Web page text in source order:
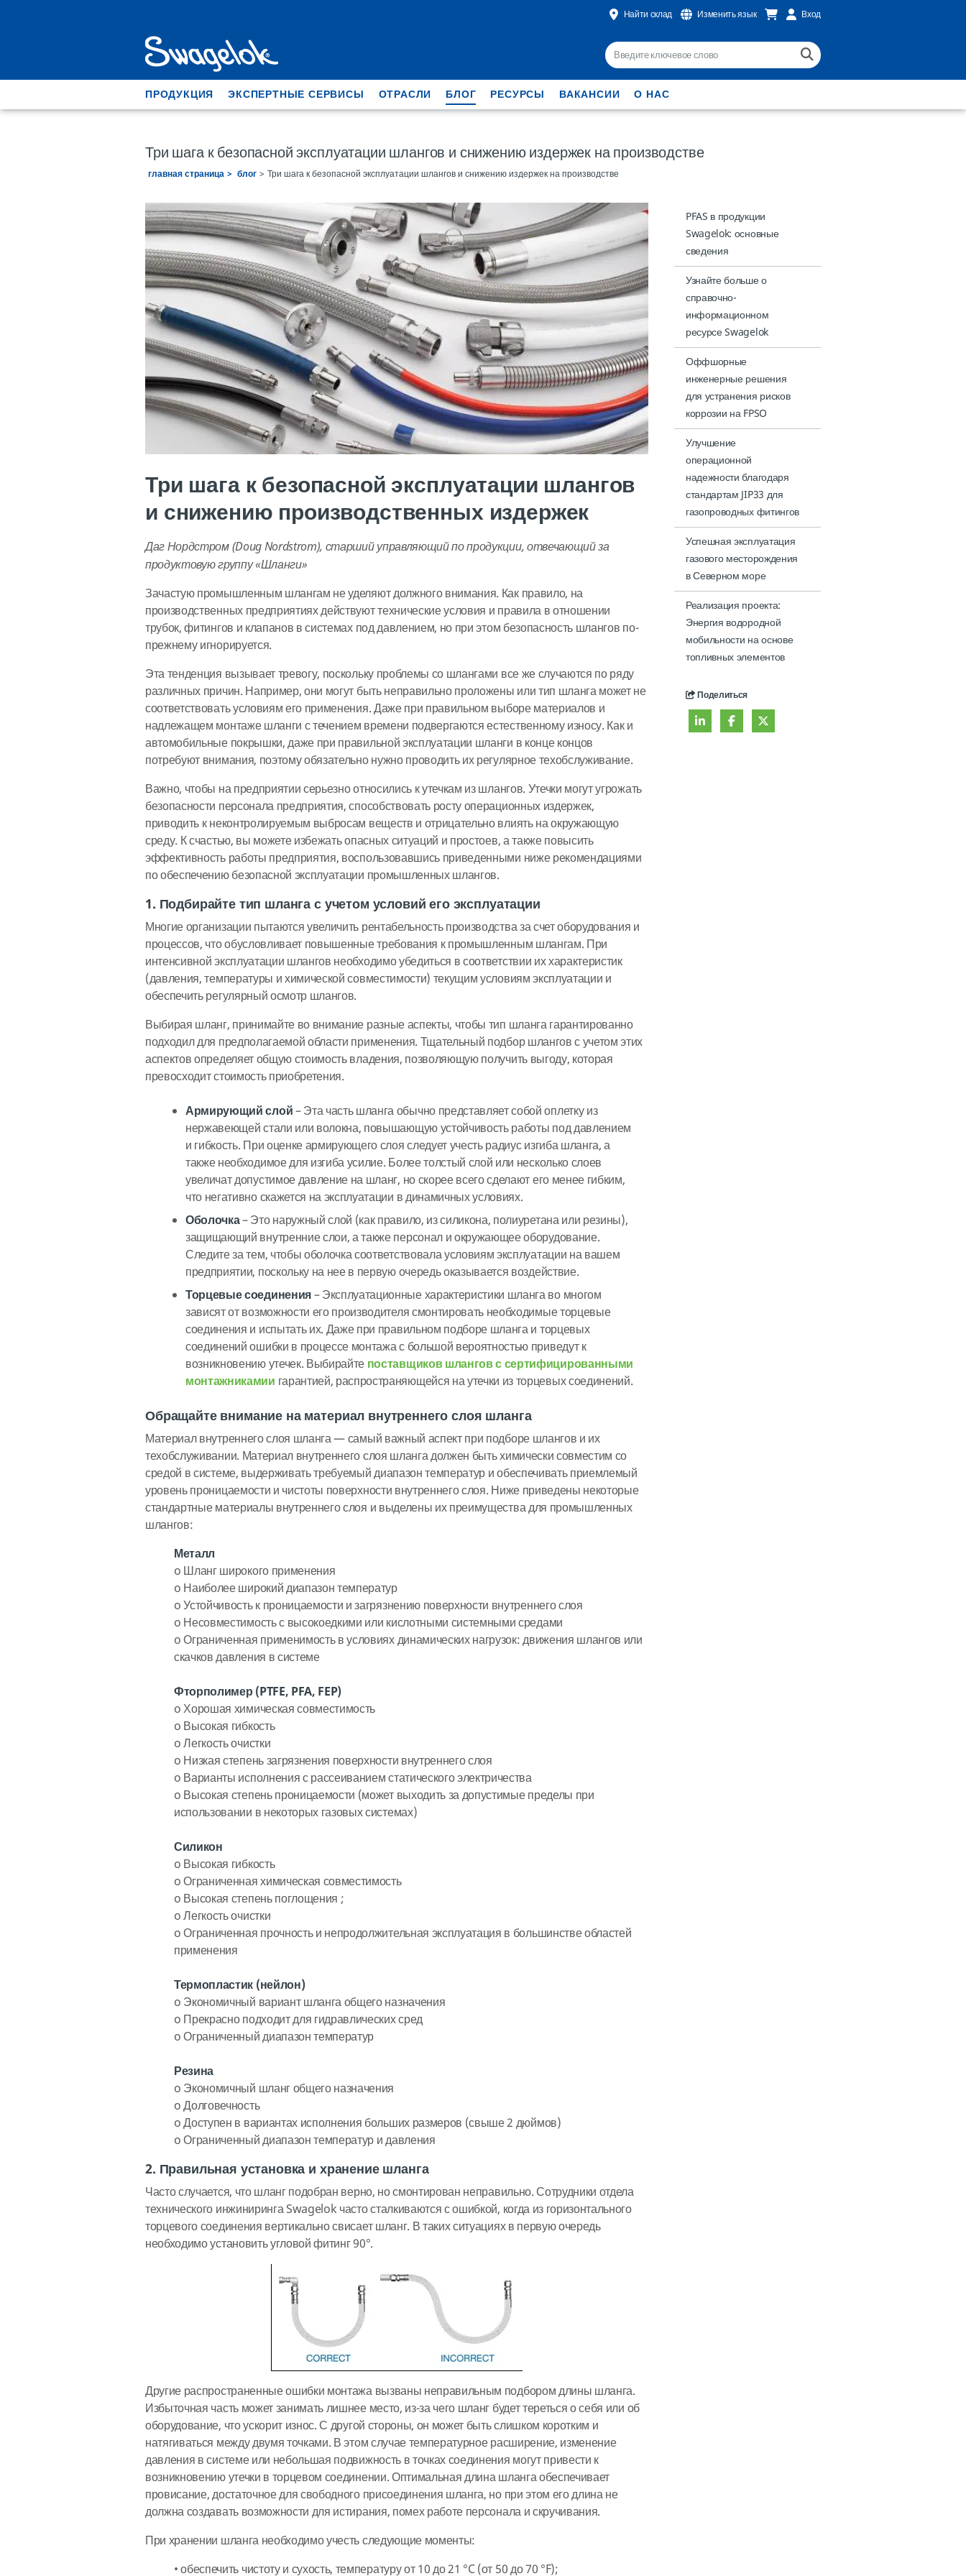
Найти склад Изменить язык Вход
ПРОДУКЦИЯ ЭКСПЕРТНЫЕ СЕРВИСЫ ОТРАСЛИ БЛОГ РЕСУРСЫ ВАКАНСИИ О НАС
Три шага к безопасной эксплуатации шлангов и снижению издержек на производстве
главная страница блог Три шага к безопасной эксплуатации шлангов и снижению издержек на производстве
PFAS в продукции
Swagelok: основные
сведения
Узнайте больше о
справочно-
информационном
ресурсе Swagelok
Оффшорные
инженерные решения
для устранения рисков
коррозии на FPSO
Улучшение
операционной
надежности благодаря
стандартам JIP33 для
газопроводных фитингов
Успешная эксплуатация
газового месторождения
в Северном море
Реализация проекта:
Энергия водородной
мобильности на основе
топливных элементов
Поделиться
Три шага к безопасной эксплуатации шлангов
и снижению производственных издержек
Даг Нордстром (Doug Nordstrom), старший управляющий по продукции, отвечающий за
продуктовую группу «Шланги»
Зачастую промышленным шлангам не уделяют должного внимания. Как правило, на
производственных предприятиях действуют технические условия и правила в отношении
трубок, фитингов и клапанов в системах под давлением, но при этом безопасность шлангов по-
прежнему игнорируется.
Эта тенденция вызывает тревогу, поскольку проблемы со шлангами все же случаются по ряду
различных причин. Например, они могут быть неправильно проложены или тип шланга может не
соответствовать условиям его применения. Даже при правильном выборе материалов и
надлежащем монтаже шланги с течением времени подвергаются естественному износу. Как и
автомобильные покрышки, даже при правильной эксплуатации шланги в конце концов
потребуют внимания, поэтому обязательно нужно проводить их регулярное техобслуживание.
Важно, чтобы на предприятии серьезно относились к утечкам из шлангов. Утечки могут угрожать
безопасности персонала предприятия, способствовать росту операционных издержек,
приводить к неконтролируемым выбросам веществ и отрицательно влиять на окружающую
среду. К счастью, вы можете избежать опасных ситуаций и простоев, а также повысить
эффективность работы предприятия, воспользовавшись приведенными ниже рекомендациями
по обеспечению безопасной эксплуатации промышленных шлангов.
1. Подбирайте тип шланга с учетом условий его эксплуатации
Многие организации пытаются увеличить рентабельность производства за счет оборудования и
процессов, что обусловливает повышенные требования к промышленным шлангам. При
интенсивной эксплуатации шлангов необходимо убедиться в соответствии их характеристик
(давления, температуры и химической совместимости) текущим условиям эксплуатации и
обеспечить регулярный осмотр шлангов.
Выбирая шланг, принимайте во внимание разные аспекты, чтобы тип шланга гарантированно
подходил для предполагаемой области применения. Тщательный подбор шлангов с учетом этих
аспектов определяет общую стоимость владения, позволяющую получить выгоду, которая
превосходит стоимость приобретения.
Армирующий слой– Эта часть шланга обычно представляет собой оплетку из
нержавеющей стали или волокна, повышающую устойчивость работы под давлением
и гибкость. При оценке армирующего слоя следует учесть радиус изгиба шланга, а
также необходимое для изгиба усилие. Более толстый слой или несколько слоев
увеличат допустимое давление на шланг, но скорее всего сделают его менее гибким,
что негативно скажется на эксплуатации в динамичных условиях.
Оболочка– Это наружный слой (как правило, из силикона, полиуретана или резины),
защищающий внутренние слои, а также персонал и окружающее оборудование.
Следите за тем, чтобы оболочка соответствовала условиям эксплуатации на вашем
предприятии, поскольку на нее в первую очередь оказывается воздействие.
Торцевые соединения– Эксплуатационные характеристики шланга во многом
зависят от возможности его производителя смонтировать необходимые торцевые
соединения и испытать их. Даже при правильном подборе шланга и торцевых
соединений ошибки в процессе монтажа с большой вероятностью приведут к
возникновению утечек. Выбирайте поставщиков шлангов с сертифицированными
монтажникамии гарантией, распространяющейся на утечки из торцевых соединений.
Обращайте внимание на материал внутреннего слоя шланга
Материал внутреннего слоя шланга — самый важный аспект при подборе шлангов и их
техобслуживании. Материал внутреннего слоя шланга должен быть химически совместим со
средой в системе, выдерживать требуемый диапазон температур и обеспечивать приемлемый
уровень проницаемости и чистоты поверхности внутреннего слоя. Ниже приведены некоторые
стандартные материалы внутреннего слоя и выделены их преимущества для промышленных
шлангов:
Металл
o Шланг широкого применения
o Наиболее широкий диапазон температур
oУстойчивость к проницаемости и загрязнению поверхности внутреннего слоя
o Несовместимость с высокоедкими или кислотными системными средами
oОграниченная применимость в условиях динамических нагрузок: движения шлангов или
скачков давления в системе
Фторполимер (PTFE, PFA, FEP)
oХорошая химическая совместимость
o Высокая гибкость
oЛегкость очистки
o Низкая степень загрязнения поверхности внутреннего слоя
o Варианты исполнения с рассеиванием статического электричества
o Высокая степень проницаемости (может выходить за допустимые пределы при
использовании в некоторых газовых системах)
Силикон
o Высокая гибкость
oОграниченная химическая совместимость
o Высокая степень поглощения ;
oЛегкость очистки
oОграниченная прочность и непродолжительная эксплуатация в большинстве областей
применения
Термопластик (нейлон)
o Экономичный вариант шланга общего назначения
o Прекрасно подходит для гидравлических сред
oОграниченный диапазон температур
Резина
o Экономичный шланг общего назначения
oДолговечность
oДоступен в вариантах исполнения больших размеров (свыше 2 дюймов)
oОграниченный диапазон температур и давления
2. Правильная установка и хранение шланга
Часто случается, что шланг подобран верно, но смонтирован неправильно. Сотрудники отдела
технического инжиниринга Swagelok часто сталкиваются с ошибкой, когда из горизонтального
торцевого соединения вертикально свисает шланг. В таких ситуациях в первую очередь
необходимо установить угловой фитинг 90°.
Другие распространенные ошибки монтажа вызваны неправильным подбором длины шланга.
Избыточная часть может занимать лишнее место, из-за чего шланг будет тереться о себя или об
оборудование, что ускорит износ. С другой стороны, он может быть слишком коротким и
натягиваться между двумя точками. В этом случае температурное расширение, изменение
давления в системе или небольшая подвижность в точках соединения могут привести к
возникновению утечки в торцевом соединении. Оптимальная длина шланга обеспечивает
провисание, достаточное для свободного присоединения шланга, но при этом его длина не
должна создавать возможности для истирания, помех работе персонала и скручивания.
При хранении шланга необходимо учесть следующие моменты:
•обеспечить чистоту и сухость, температуру от 10 до 21 °C (от 50 до 70 °F);